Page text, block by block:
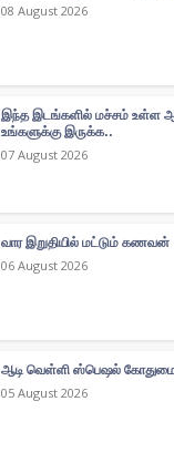
08 August 2026
இந்த இடங்களில் மச்சம் உள்ள
உங்களுக்கு இருக்க..
07 August 2026
வார இறுதியில் மட்டும்
06 August 2026
ஆடி வெள்ளி ஸ்பெஷல் கோதுமை
05 August 2026